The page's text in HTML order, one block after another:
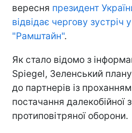
вересня президент
відвідає чергову зустріч
"Рамштайн".
Як стало відомо з
Spiegel, Зеленський
до партнерів із
постачання далекобійної
протиповітряної оборони.